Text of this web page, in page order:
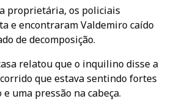
proprietária, os policiais
e encontraram Valdemiro caído
de decomposição.
relatou que o inquilino disse a
que estava sentindo fortes
uma pressão na cabeça.